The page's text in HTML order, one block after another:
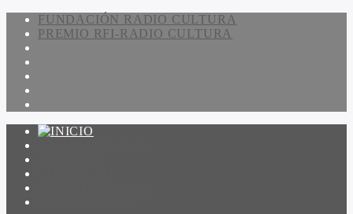
FUNDACIÓN RADIO CULTURA
PREMIO RFI-RADIO CULTURA